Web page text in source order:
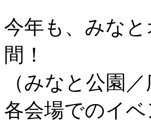
今年も、みな
間！
（みなと公園
各会場でのイ